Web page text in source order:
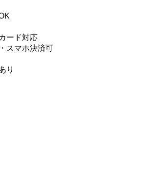
ード対応
スマホ決済可
り